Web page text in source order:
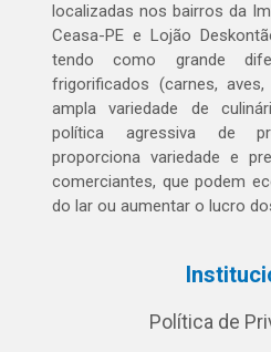
localizadas nos bairros da
Ceasa-PE e Lojão
tendo como grande
frigorificados (carnes,
ampla variedade de
política agressiva de
proporciona variedade e
comerciantes, que podem
do lar ou aumentar o lucro
Política de